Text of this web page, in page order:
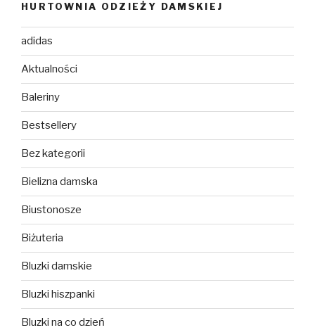
HURTOWNIA ODZIEŻY DAMSKIEJ
adidas
Aktualności
Baleriny
Bestsellery
Bez kategorii
Bielizna damska
Biustonosze
Biżuteria
Bluzki damskie
Bluzki hiszpanki
Bluzki na co dzień